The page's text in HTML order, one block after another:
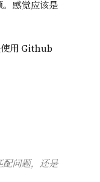
感觉应该是
使用 Github
配问题，还是